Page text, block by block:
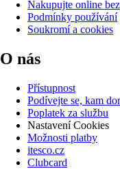
Nakupujte online
Podmínky používání
Soukromí a cookies
O nás
Přístupnost
Podívejte se, kam
Poplatek za službu
Nastavení Cookies
Možnosti platby
itesco.cz
Clubcard